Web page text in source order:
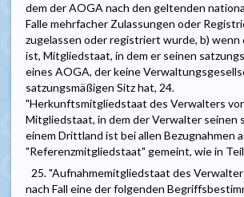
dem der AOGA nach den geltenden
Falle mehrfacher Zulassungen oder
zugelassen oder registriert wurde, b)
ist, Mitgliedstaat, in dem er seinen
eines AOGA, der keine
satzungsmäßigen Sitz hat, 24.
"Herkunftsmitgliedstaat des Verwalters
Mitgliedstaat, in dem der Verwalter seinen
einem Drittland ist bei allen
"Referenzmitgliedstaat" gemeint, wie in
25. "Aufnahmemitgliedstaat des
nach Fall eine der folgenden